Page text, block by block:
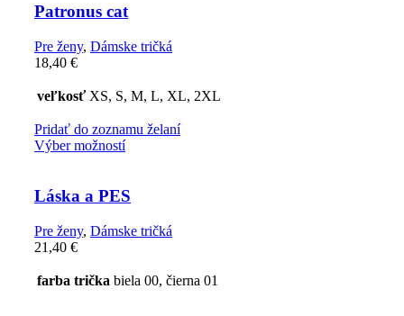
Patronus cat
Pre ženy, Dámske tričká
18,40 €
veľkosť XS, S, M, L, XL, 2XL
Pridať do zoznamu želaní
Výber možností
Láska a PES
Pre ženy, Dámske tričká
21,40 €
farba trička biela 00, čierna 01